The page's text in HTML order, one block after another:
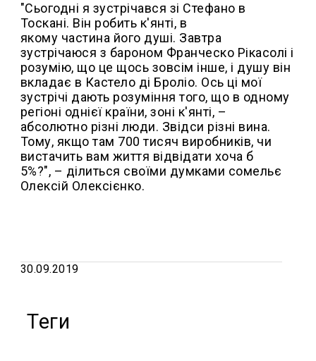
"Сьогодні я зустрічався зі Стефано в
Тоскані. Він робить к'янті, в
якому частина його душі. Завтра
зустрічаюся з бароном Франческо Рікасолі і
розумію, що це щось зовсім інше, і душу він
вкладає в Кастело ді Броліо. Ось ці мої
зустрічі дають розуміння того, що в одному
регіоні однієї країни, зоні к'янті, –
абсолютно різні люди. Звідси різні вина.
Тому, якщо там 700 тисяч виробників, чи
вистачить вам життя відвідати хоча б
5%?", – ділиться своїми думками сомельє
Олексій Олексієнко.
30.09.2019
Теги